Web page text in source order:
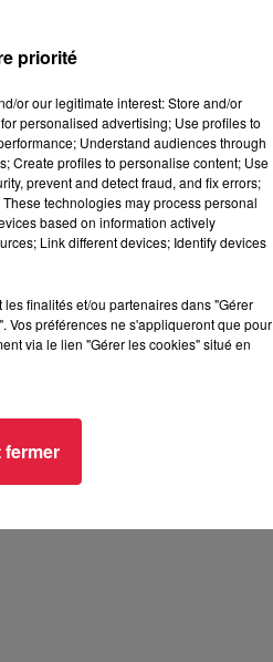
priorité
or our legitimate interest: Store and/or
personalised advertising; Use profiles to
Understand audiences through
Create profiles to personalise content; Use
prevent and detect fraud, and fix errors;
technologies may process personal
based on information actively
Link different devices; Identify devices
finalités et/ou partenaires dans "Gérer
Vos préférences ne s'appliqueront que pour
via le lien "Gérer les cookies" situé en
fermer